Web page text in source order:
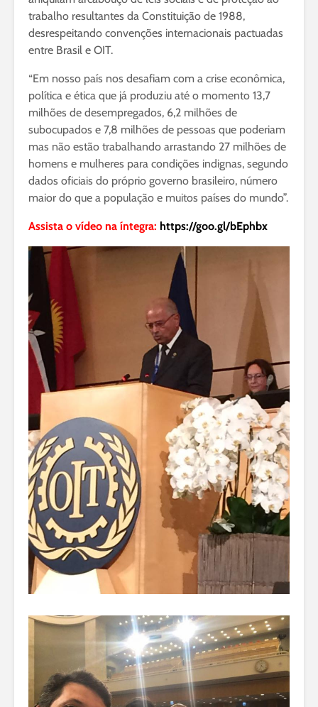
trabalho resultantes da Constituição de 1988,
desrespeitando convenções internacionais pactuadas
entre Brasil e OIT.
“Em nosso país nos desafiam com a crise econômica,
política e ética que já produziu até o momento 13,7
milhões de desempregados, 6,2 milhões de
subocupados e 7,8 milhões de pessoas que poderiam
mas não estão trabalhando arrastando 27 milhões de
homens e mulheres para condições indignas, segundo
dados oficiais do próprio governo brasileiro, número
maior do que a população e muitos países do mundo”.
Assista o vídeo na íntegra: https://goo.gl/bEphbx